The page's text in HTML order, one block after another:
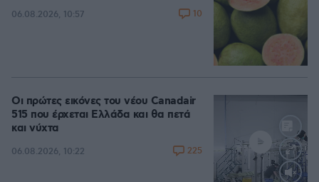
06.08.2026, 10:57 10
Οι πρώτες εικόνες του νέου Canadair
515 που έρχεται Ελλάδα και θα πετά
και νύχτα
06.08.2026, 10:22 225